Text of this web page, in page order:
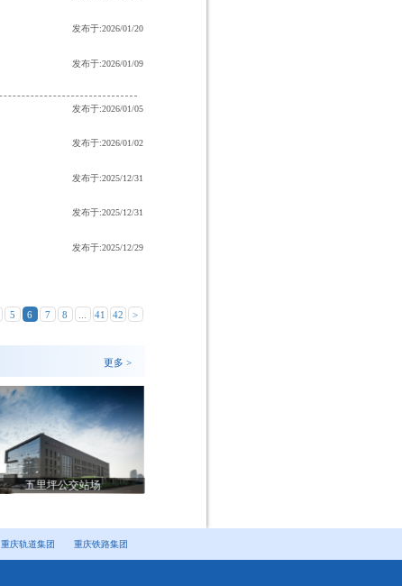
发布于:2026/01/20
发布于:2026/01/09
发布于:2026/01/05
发布于:2026/01/02
发布于:2025/12/31
发布于:2025/12/31
发布于:2025/12/29
5 6 7 8 41 42 >
更多 >
五里坪公交站场
重庆轨道集团 重庆铁路集团